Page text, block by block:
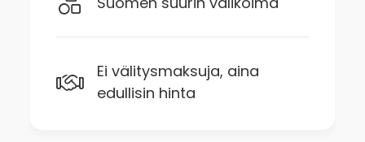
Ei välitysmaksuja, aina
edullisin hinta